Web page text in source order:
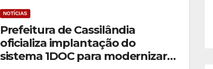
NOTÍCIAS
Prefeitura de Cassilândia
oficializa implantação do
sistema 1DOC para modernizar